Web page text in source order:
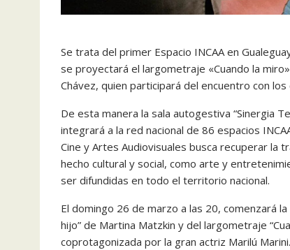
Se trata del primer Espacio INCAA en
se proyectará el largometraje «Cuando la
Chávez, quien participará del encuentro con
De esta manera la sala autogestiva “Sinergia
integrará a la red nacional de 86 espacios
Cine y Artes Audiovisuales busca recuperar la
hecho cultural y social, como arte y
ser difundidas en todo el territorio nacional.
El domingo 26 de marzo a las 20, comenzará
hijo” de Martina Matzkin y del largometraje
coprotagonizada por la gran actriz Marilú